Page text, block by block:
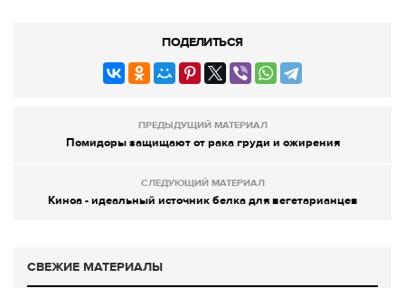
ПОДЕЛИТЬСЯ
ПРЕДЫДУЩИЙ МАТЕРИАЛ
Помидоры защищают от рака груди и ожирения
СЛЕДУЮЩИЙ МАТЕРИАЛ
Киноа - идеальный источник белка для вегетарианцев
СВЕЖИЕ МАТЕРИАЛЫ